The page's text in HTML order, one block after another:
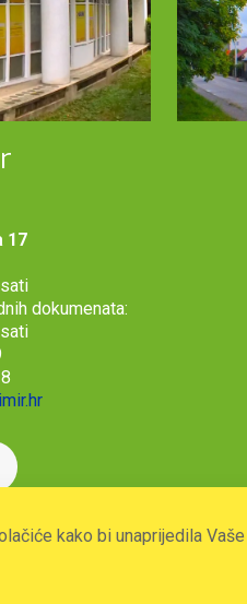
17
dokumenata:
kako bi unaprijedila